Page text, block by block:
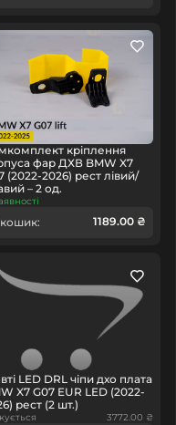
кріплення
фар ДХВ BMW X7
(2022-2026) рест лівий/
– 2 од.
1189.00 ₴
LED DRL чіпи дхо плата
X7 G07 EUR LED (2022-
рест (2 шт.)
3772.00 ₴